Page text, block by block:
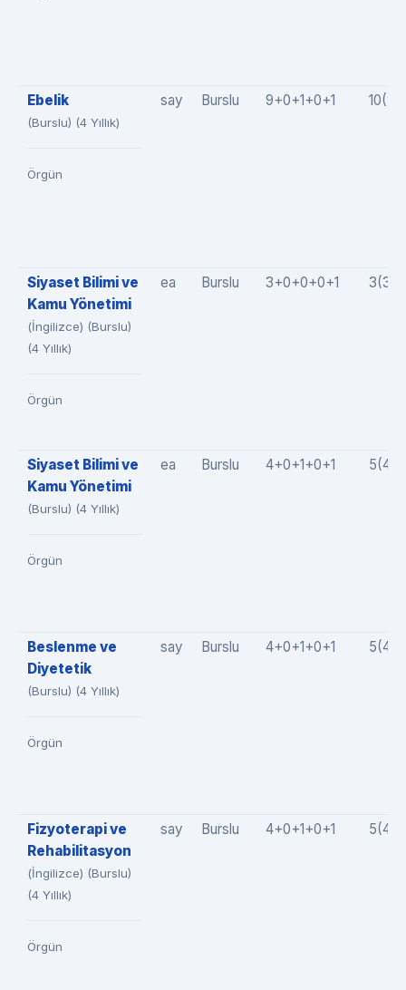
Ebelik
(Burslu) (4 Yıllık)
Örgün
say Burslu 9+0+1+0+1
Siyaset Bilimi ve
Kamu Yönetimi
(İngilizce) (Burslu)
(4 Yıllık)
Örgün
ea Burslu 3+0+0+0+1
Siyaset Bilimi ve
Kamu Yönetimi
(Burslu) (4 Yıllık)
Örgün
ea Burslu 4+0+1+0+1
Beslenme ve
Diyetetik
(Burslu) (4 Yıllık)
Örgün
say Burslu 4+0+1+0+1
Fizyoterapi ve
Rehabilitasyon
(İngilizce) (Burslu)
(4 Yıllık)
Örgün
say Burslu 4+0+1+0+1